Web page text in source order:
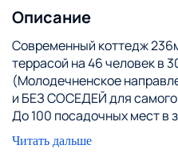
Катание на лошадях
Квесты и командные игры
Пейнтбол
Площадка
Площадка для футбола
Стрельба из лука
Описание
Современный коттедж
террасой на 46 человек в
(Молодечненское
и БЕЗ СОСЕДЕЙ для
До 100 посадочных мест в
презентации, до 80
Читать дальше